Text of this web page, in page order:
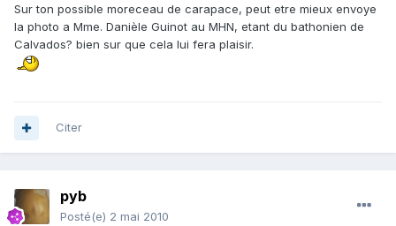
Sur ton possible moreceau de carapace, peut etre mieux envoye
la photo a Mme. Danièle Guinot au MHN, etant du bathonien de
Calvados? bien sur que cela lui fera plaisir.
Citer
pyb
Posté(e) 2 mai 2010